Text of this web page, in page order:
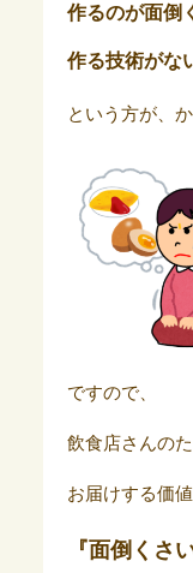
作るのが面倒
作る技術がな
という方が、
ですので、
飲食店さんの
お届けする価値
『面倒くさ